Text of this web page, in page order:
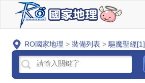
RO國家地理 > 裝備列表 > 驅魔聖經[1]